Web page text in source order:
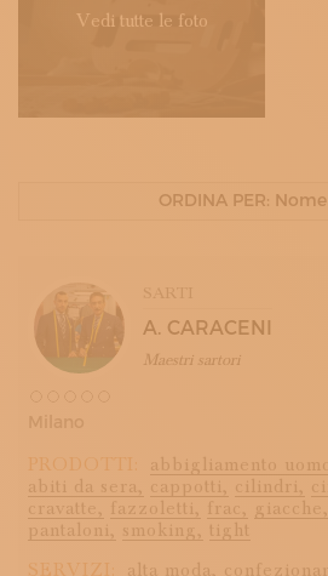
Vedi tutte le foto
ORDINA PER: Nome
A. CARACENI
Maestri sartori
PRODOTTI: abbigliamento
abiti da sera,
cappotti, cilindri,
cravatte, fazzoletti, frac, giacche,
pantaloni, smoking, tight
SERVIZI:
alta moda,